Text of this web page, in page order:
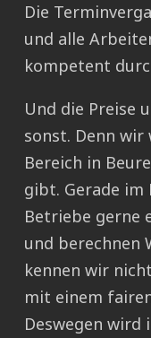
Die
und alle
kompetent
Und die Preise
sonst. Denn wir
Bereich in
gibt. Gerade im
Betriebe gerne
und berechnen
kennen wir
mit einem
Deswegen